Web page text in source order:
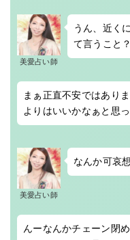
美愛占い師
うん、近く
て言うこと？
まぁ正直不安ではあり
よりはいいかなぁと思っ
美愛占い師
なんか可哀
んーなんかチェーン閉